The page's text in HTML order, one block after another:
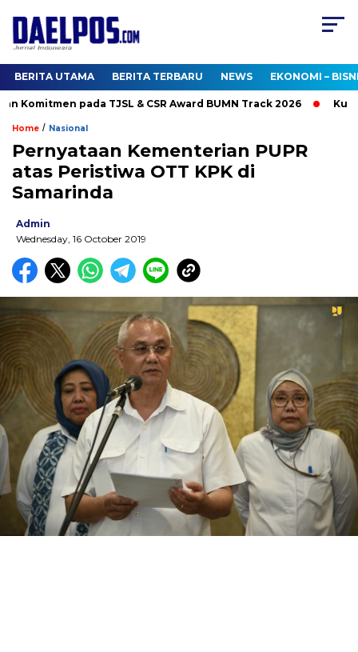
BERITA UTAMA BERITA TERBARU NEWS EKONOMI –
pada TJSL & CSR Award BUMN Track 2026
Home / Nasional
Pernyataan Kementerian PUPR
atas Peristiwa OTT KPK di
Samarinda
Admin
Wednesday, 16 October 2019